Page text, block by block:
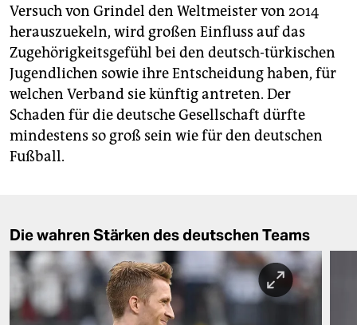
Versuch von Grindel den Weltmeister von 2014
herauszuekeln, wird großen Einfluss auf das
Zugehörigkeitsgefühl bei den deutsch-türkischen
Jugendlichen sowie ihre Entscheidung haben, für
welchen Verband sie künftig antreten. Der
Schaden für die deutsche Gesellschaft dürfte
mindestens so groß sein wie für den deutschen
Fußball.
Die wahren Stärken des deutschen Teams